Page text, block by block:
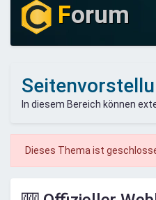
Forum
In diesem Bereich können
Dieses Thema ist